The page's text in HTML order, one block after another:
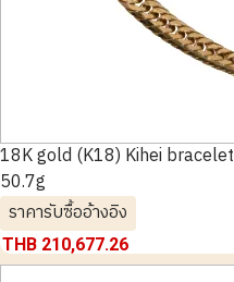
18K gold (K18) Kihei bracelet
50.7g
ราคารับซื้ออ้างอิง
THB 210,677.26